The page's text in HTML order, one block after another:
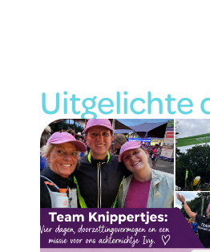
Uitgelichte